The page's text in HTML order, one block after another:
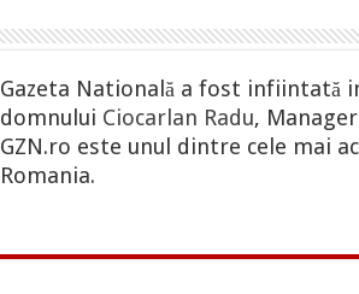
Gazeta Natională a fost infiintată
domnului Ciocarlan Radu,
GZN.ro este unul dintre cele mai
Romania.